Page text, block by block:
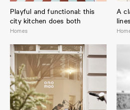
Playful and functional: this
city kitchen does both
Homes
A
lines